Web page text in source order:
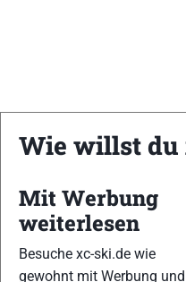
Wie willst du
Mit Werbung
weiterlesen
Besuche xc-ski.de wie
gewohnt mit Werbung und